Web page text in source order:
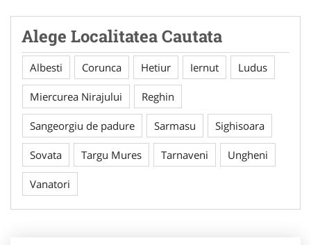
Alege Localitatea Cautata
Albesti Corunca Hetiur Iernut Ludus
Miercurea Nirajului Reghin
Sangeorgiu de padure Sarmasu Sighisoara
Sovata Targu Mures Tarnaveni Ungheni
Vanatori